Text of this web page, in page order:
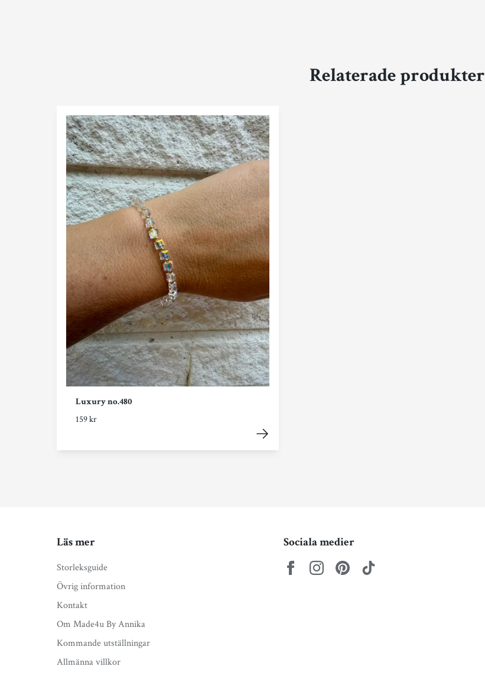
Relaterade produkter
Luxury no.480
159 kr
Läs mer
Storleksguide
Övrig information
Kontakt
Om Made4u By Annika
Kommande utställningar
Allmänna villkor
Sociala medier